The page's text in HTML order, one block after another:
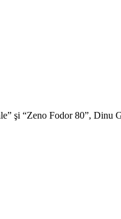
şi “Zeno Fodor 80”, Dinu